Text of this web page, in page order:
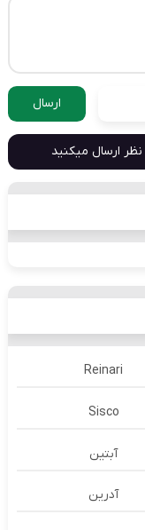
ارسال
ارسال میکنید
Reinari
Sisco
آبتین
آدرين